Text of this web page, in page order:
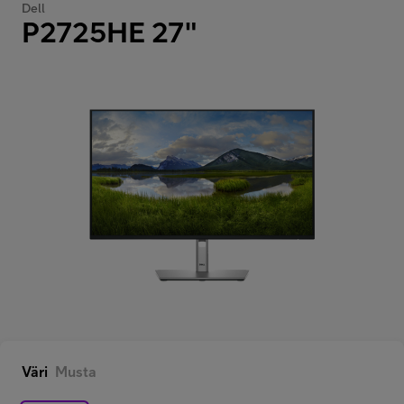
IT-palvelut
Asiakastuki
Minun Telia Yrityksille
FI EN SV
Dell
P2725HE 27"
Väri Musta